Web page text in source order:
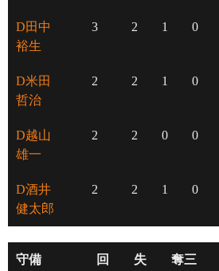
D田中
裕生
3 2 1 0
D米田
哲治
2 2 1 0
D越山
雄一
2 2 0 0
D酒井
健太郎
2 2 1 0
守備
回
失
奪三